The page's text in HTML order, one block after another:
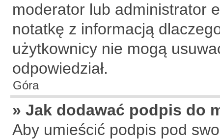
moderator lub administrator
notatkę z informacją
użytkownicy nie mogą
odpowiedział.
Góra
» Jak dodawać podpis do
Aby umieścić podpis pod